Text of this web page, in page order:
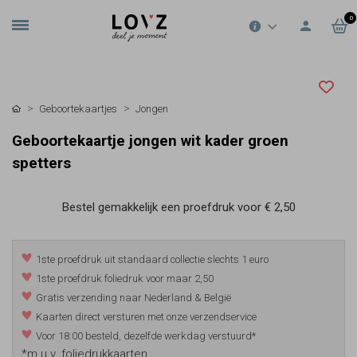
0
Geboortekaartjes Jongen
Geboortekaartje jongen wit kader groen
spetters
Bestel gemakkelijk een proefdruk voor € 2,50
1ste proefdruk uit standaard collectie slechts 1 euro
1ste proefdruk foliedruk voor maar 2,50
Gratis verzending naar Nederland & België
Kaarten direct versturen met onze verzendservice
Voor 18:00 besteld, dezelfde werkdag verstuurd*
*m.u.v. foliedrukkaarten